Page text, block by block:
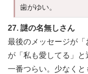
歯がゆい。
27. 謎の名無しさん
最後のメッセージが
が「私も愛してる」
一番つらい。少なく